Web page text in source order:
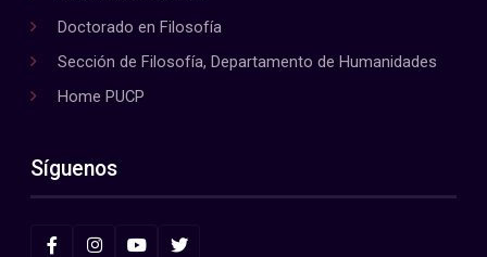
Doctorado en Filosofía
Sección de Filosofía, Departamento de Humanidades
Home PUCP
Síguenos